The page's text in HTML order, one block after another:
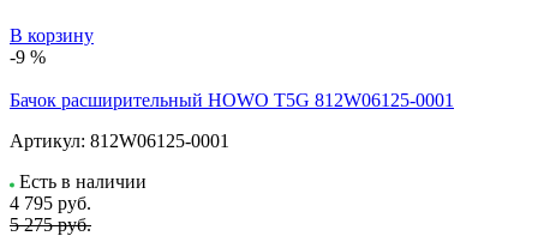
В корзину
-9 %
Бачок расширительный HOWO T5G 812W06125-0001
Артикул: 812W06125-0001
Есть в наличии
4 795 руб.
5 275 руб.